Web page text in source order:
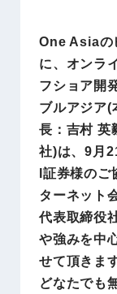
One Asiaの
に、オンラ
フショア開
ブルアジア(
長：吉村 英
社)は、9月
I証券様のご
ターネット
代表取締役
や強みを中
せて頂きま
どなたでも